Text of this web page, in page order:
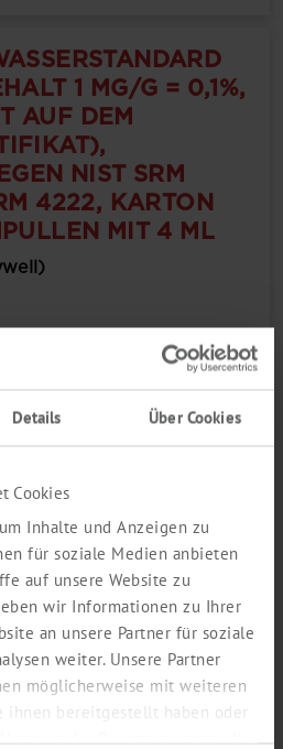
Details Über Cookies
Cookies
Inhalte und Anzeigen zu
für soziale Medien anbieten
auf unsere Website zu
wir Informationen zu Ihrer
an unsere Partner für soziale
weiter. Unsere Partner
möglicherweise mit weiteren
ihnen bereitgestellt haben oder
1 MG/G = 0,1%,
AUF DEM
NIST SRM
4222, KARTON
MIT 4 ML
den Warenkorb